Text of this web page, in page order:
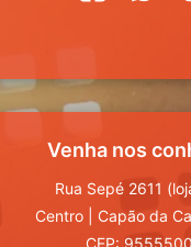
Venha nos
Rua Sepé 2611
Centro
Capão da
CEP: